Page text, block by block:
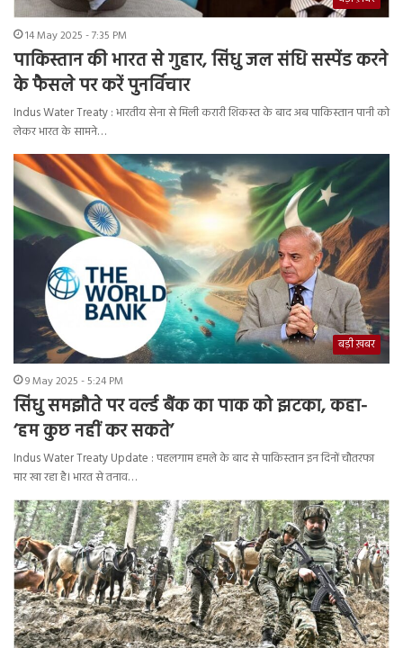
14 May 2025 - 7:35 PM
पाकिस्तान की भारत से गुहार, सिंधु जल संधि सस्पेंड करने
के फैसले पर करें पुनर्विचार
Indus Water Treaty : भारतीय सेना से मिली करारी शिकस्त के बाद अब पाकिस्तान पानी को
लेकर भारत के सामने…
बड़ी ख़बर
9 May 2025 - 5:24 PM
सिंधु समझौते पर वर्ल्ड बैंक का पाक को झटका, कहा-
‘हम कुछ नहीं कर सकते’
Indus Water Treaty Update : पहलगाम हमले के बाद से पाकिस्तान इन दिनों चौतरफा
मार खा रहा है। भारत से तनाव…